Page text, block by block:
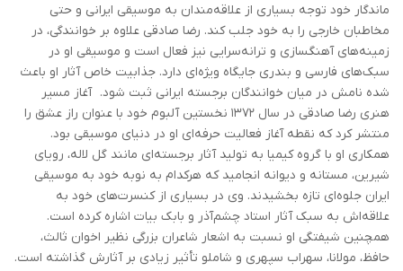
ماندگار خود توجه بسیاری از علاقه‌مندان به موسیقی ایرانی و حتی
مخاطبان خارجی را به خود جلب کند. رضا صادقی علاوه بر خوانندگی، در
زمینه‌های آهنگسازی و ترانه‌سرایی نیز فعال است و موسیقی او در
سبک‌های فارسی و بندری جایگاه ویژه‌ای دارد. جذابیت خاص آثار او باعث
شده نامش در میان خوانندگان برجسته ایرانی ثبت شود. آغاز مسیر
هنری رضا صادقی در سال ۱۳۷۲ نخستین آلبوم خود با عنوان راز عشق را
منتشر کرد که نقطه آغاز فعالیت حرفه‌ای او در دنیای موسیقی بود.
همکاری او با گروه کیمیا به تولید آثار برجسته‌ای مانند گل لاله، رویای
شیرین، مستانه و دیوانه انجامید که هرکدام به نوبه خود به موسیقی
ایران جلوه‌ای تازه بخشیدند. وی در بسیاری از کنسرت‌های خود به
علاقه‌اش به سبک آثار استاد چشم‌آذر و بابک بیات اشاره کرده است.
همچنین شیفتگی او نسبت به اشعار شاعران بزرگی نظیر اخوان ثالث،
حافظ، مولانا، سهراب سپهری و شاملو تأثیر زیادی بر آثارش گذاشته است.